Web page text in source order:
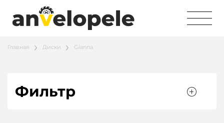
Главная Диски Gianna
Фильтр